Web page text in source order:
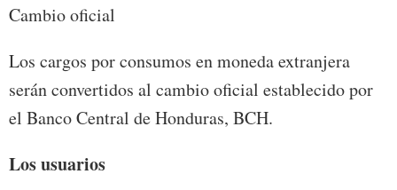
Cambio oficial
Los cargos por consumos en moneda extranjera
serán convertidos al cambio oficial establecido por
el Banco Central de Honduras, BCH.
Los usuarios